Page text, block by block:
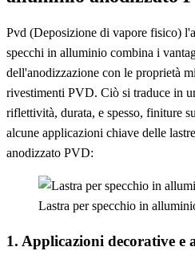
Pvd (Deposizione di vapore fisico)
specchi in alluminio combina i
dell'anodizzazione con le proprietà
rivestimenti PVD. Ciò si traduce in
riflettività, durata, e spesso, finiture
alcune applicazioni chiave delle
anodizzato PVD:
Lastra per specchio in
1. Applicazioni decorative e